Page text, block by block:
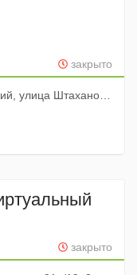
закрыто
Штахановского, 5
закрыто